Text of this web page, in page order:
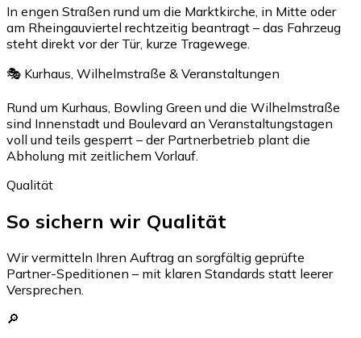
In engen Straßen rund um die Marktkirche, in Mitte oder
am Rheingauviertel rechtzeitig beantragt – das Fahrzeug
steht direkt vor der Tür, kurze Tragewege.
🎭 Kurhaus, Wilhelmstraße & Veranstaltungen
Rund um Kurhaus, Bowling Green und die Wilhelmstraße
sind Innenstadt und Boulevard an Veranstaltungstagen
voll und teils gesperrt – der Partnerbetrieb plant die
Abholung mit zeitlichem Vorlauf.
Qualität
So sichern wir Qualität
Wir vermitteln Ihren Auftrag an sorgfältig geprüfte
Partner-Speditionen – mit klaren Standards statt leerer
Versprechen.
🔎